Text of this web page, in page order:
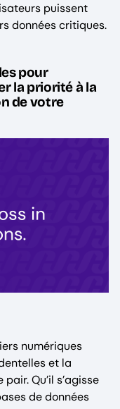
puissent
données critiques.
pour
la priorité à la
de votre
numériques
et la
Qu’il s’agisse
de données